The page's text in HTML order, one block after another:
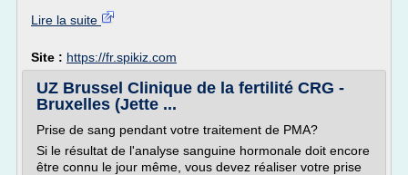
Lire la suite
Site : https://fr.spikiz.com
UZ Brussel Clinique de la fertilité CRG -
Bruxelles (Jette ...
Prise de sang pendant votre traitement de PMA?
Si le résultat de l'analyse sanguine hormonale doit encore
être connu le jour même, vous devez réaliser votre prise